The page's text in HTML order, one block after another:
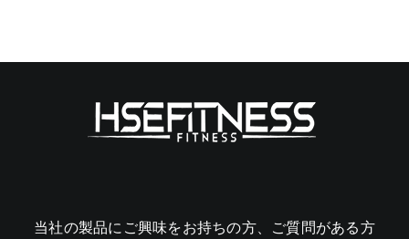
当社の製品にご興味をお持ちの方、ご質問がある方